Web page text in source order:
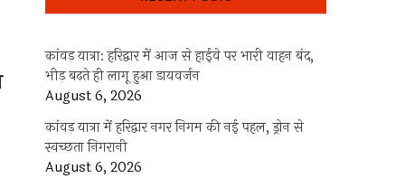
u
t
कांवड़ यात्रा: हरिद्वार में आज से हाईवे पर भारी वाहन बंद,
भीड़ बढ़ते ही लागू हुआ डायवर्जन
August 6, 2026
कांवड़ यात्रा में हरिद्वार नगर निगम की नई पहल, ड्रोन से
स्वच्छता निगरानी
August 6, 2026